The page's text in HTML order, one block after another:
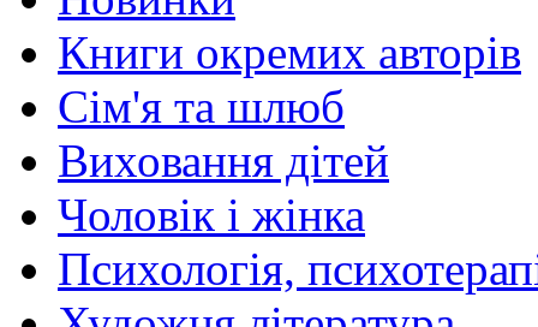
Книги окремих авторів
Сім'я та шлюб
Виховання дітей
Чоловік і жінка
Психологія,